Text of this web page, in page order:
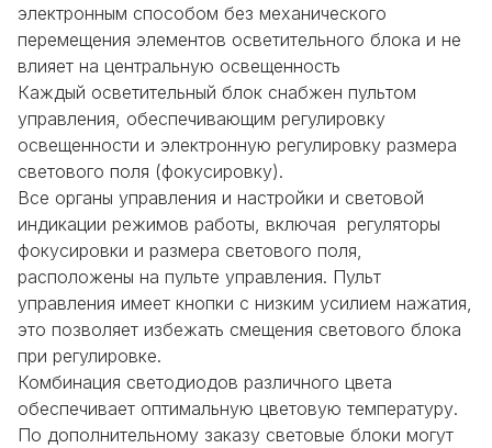
электронным способом без механического
перемещения элементов осветительного блока и не
влияет на центральную освещенность
Каждый осветительный блок снабжен пультом
управления, обеспечивающим регулировку
освещенности и электронную регулировку размера
светового поля (фокусировку).
Все органы управления и настройки и световой
индикации режимов работы, включая регуляторы
фокусировки и размера светового поля,
расположены на пульте управления. Пульт
управления имеет кнопки с низким усилием нажатия,
это позволяет избежать смещения светового блока
при регулировке.
Комбинация светодиодов различного цвета
обеспечивает оптимальную цветовую температуру.
По дополнительному заказу световые блоки могут